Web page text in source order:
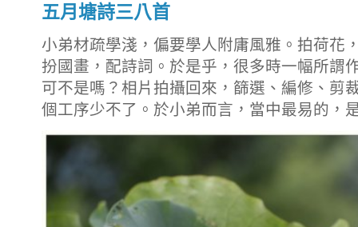
五月塘詩三八首
小弟材疏學淺，偏要學人附庸風雅。拍荷花
扮國畫，配詩詞。於是乎，很多時一幅所謂
可不是嗎？相片拍攝回來，篩選、編修、剪
個工序少不了。於小弟而言，當中最易的，